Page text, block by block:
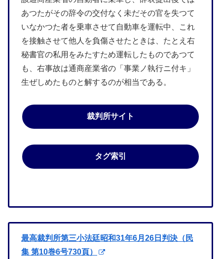
あつたがその辞令の交付なく未だその官を失つて
いなかつた者を乗車させて自動車を運転中、これ
を接触させて他人を負傷させたときは、たとえ右
秘書官の私用をみたすため運転したものであつて
も、右事故は通商産業省の「事業ノ執行ニ付キ」
生ぜしめたものと解するのが相当である。
裁判所サイト
タグ索引
最高裁判所第三小法廷昭和31年6月26日判決（民
集 第10巻6号730頁）